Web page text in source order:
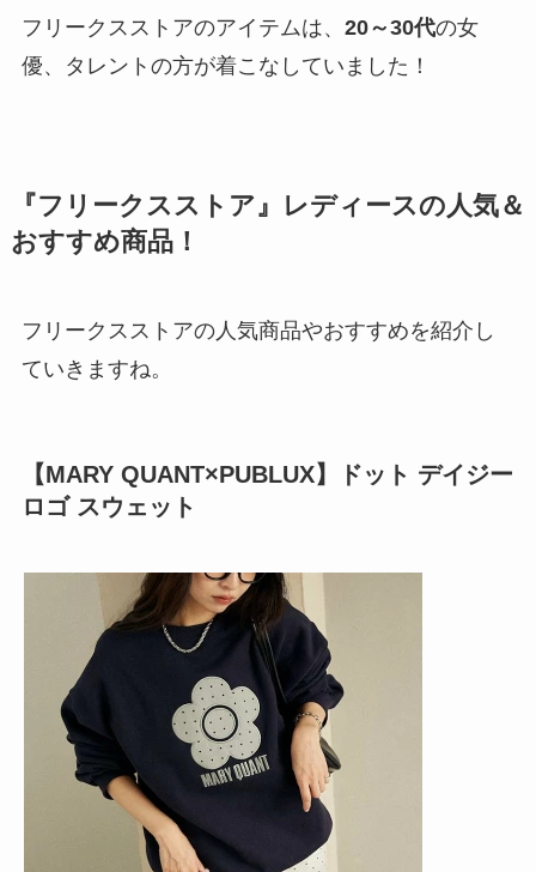
フリークスストアのアイテムは、 20～30代の女
優、タレントの方が着こなしていました！
『フリークスストア』レディースの人気＆
おすすめ商品！
フリークスストアの人気商品やおすすめを紹介し
ていきますね。
【MARY QUANT×PUBLUX】
ドット デイジー
ロゴ スウェット